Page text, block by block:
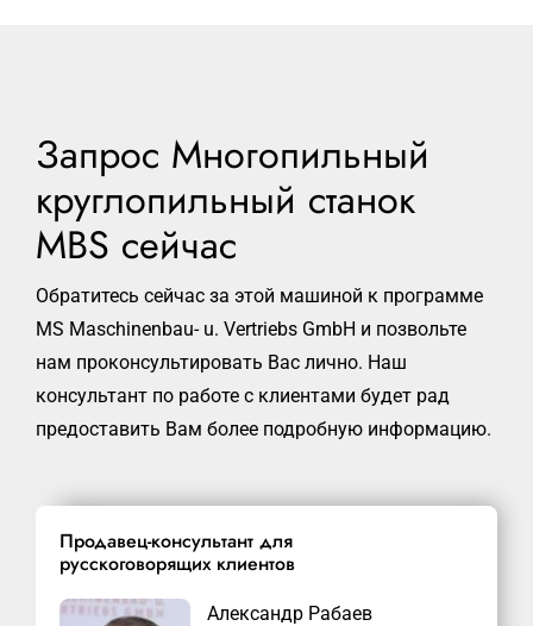
Запрос Многопильный
круглопильный станок
MBS сейчас
Обратитесь сейчас за этой машиной к программе
MS Maschinenbau- u. Vertriebs GmbH и позвольте
нам проконсультировать Вас лично. Наш
консультант по работе с клиентами будет рад
предоставить Вам более подробную информацию.
Продавец-консультант для
русскоговорящих клиентов
Александр Рабаев